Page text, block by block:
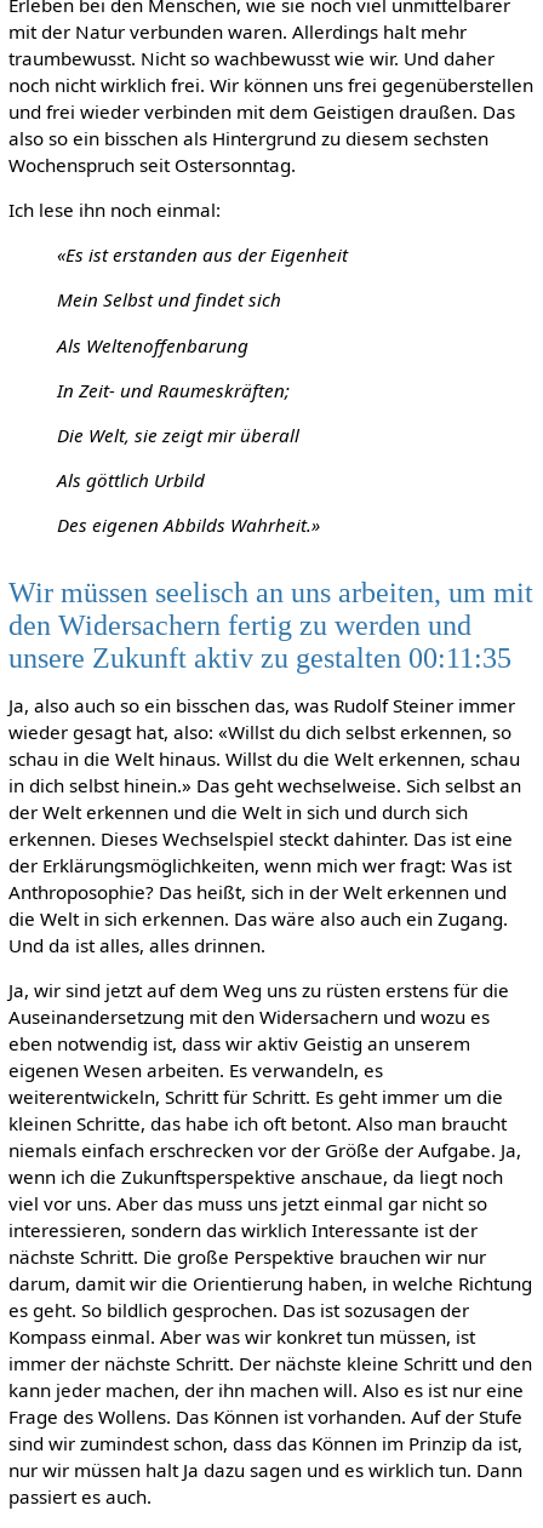
mit der Natur verbunden waren. Allerdings halt mehr
traumbewusst. Nicht so wachbewusst wie wir. Und daher
noch nicht wirklich frei. Wir können uns frei gegenüberstellen
und frei wieder verbinden mit dem Geistigen draußen. Das
also so ein bisschen als Hintergrund zu diesem sechsten
Wochenspruch seit Ostersonntag.
Ich lese ihn noch einmal:
«Es ist erstanden aus der Eigenheit
Mein Selbst und findet sich
Als Weltenoffenbarung
In Zeit- und Raumeskräften;
Die Welt, sie zeigt mir überall
Als göttlich Urbild
Des eigenen Abbilds Wahrheit.»
Wir müssen seelisch an uns arbeiten, um mit
den Widersachern fertig zu werden und
unsere Zukunft aktiv zu gestalten 00:11:35
Ja, also auch so ein bisschen das, was Rudolf Steiner immer
wieder gesagt hat, also: «Willst du dich selbst erkennen, so
schau in die Welt hinaus. Willst du die Welt erkennen, schau
in dich selbst hinein.» Das geht wechselweise. Sich selbst an
der Welt erkennen und die Welt in sich und durch sich
erkennen. Dieses Wechselspiel steckt dahinter. Das ist eine
der Erklärungsmöglichkeiten, wenn mich wer fragt: Was ist
Anthroposophie? Das heißt, sich in der Welt erkennen und
die Welt in sich erkennen. Das wäre also auch ein Zugang.
Und da ist alles, alles drinnen.
Ja, wir sind jetzt auf dem Weg uns zu rüsten erstens für die
Auseinandersetzung mit den Widersachern und wozu es
eben notwendig ist, dass wir aktiv Geistig an unserem
eigenen Wesen arbeiten. Es verwandeln, es
weiterentwickeln, Schritt für Schritt. Es geht immer um die
kleinen Schritte, das habe ich oft betont. Also man braucht
niemals einfach erschrecken vor der Größe der Aufgabe. Ja,
wenn ich die Zukunftsperspektive anschaue, da liegt noch
viel vor uns. Aber das muss uns jetzt einmal gar nicht so
interessieren, sondern das wirklich Interessante ist der
nächste Schritt. Die große Perspektive brauchen wir nur
darum, damit wir die Orientierung haben, in welche Richtung
es geht. So bildlich gesprochen. Das ist sozusagen der
Kompass einmal. Aber was wir konkret tun müssen, ist
immer der nächste Schritt. Der nächste kleine Schritt und den
kann jeder machen, der ihn machen will. Also es ist nur eine
Frage des Wollens. Das Können ist vorhanden. Auf der Stufe
sind wir zumindest schon, dass das Können im Prinzip da ist,
nur wir müssen halt Ja dazu sagen und es wirklich tun. Dann
passiert es auch.